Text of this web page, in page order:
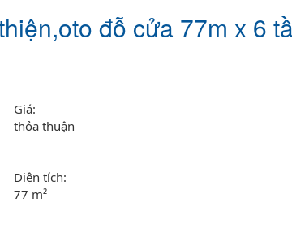
đỗ cửa 77m x 6
Giá:
thỏa thuận
Diện tích:
77 m²